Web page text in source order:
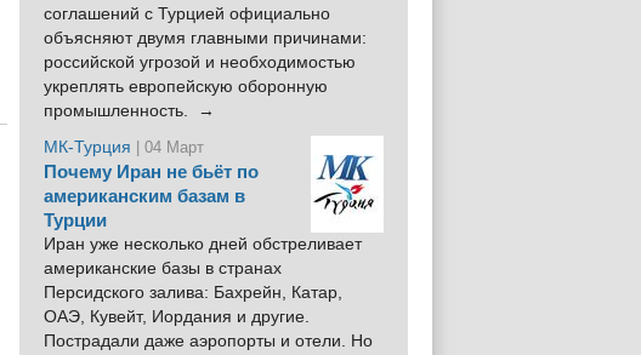
соглашений с Турцией официально
объясняют двумя главными причинами:
российской угрозой и необходимостью
укреплять европейскую оборонную
промышленность. →
МК-Турция
| 04 Март
Почему Иран не бьёт по
американским базам в
Турции
Иран уже несколько дней обстреливает
американские базы в странах
Персидского залива: Бахрейн, Катар,
ОАЭ, Кувейт, Иордания и другие.
Пострадали даже аэропорты и отели. Но